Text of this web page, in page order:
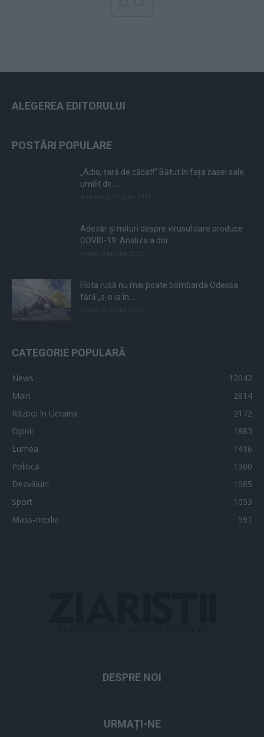
ALEGEREA EDITORULUI
POSTĂRI POPULARE
„Adio, țară de căcat!” Bătut în fața casei sale,
umilit de...
Adevăr și mituri despre virusul care produce
COVID-19. Analiza a doi...
Flota rusă nu mai poate bombarda Odessa
fără „s-o ia în...
CATEGORIE POPULARĂ
News
12042
Main
2814
Război în Ucraina
2172
Opinii
1883
Lumea
1416
Politică
1300
Dezvăluiri
1065
Sport
1053
Mass-media
591
DESPRE NOI
URMAȚI-NE